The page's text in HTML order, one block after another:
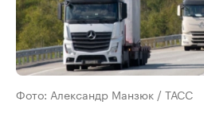
Фото: Александр Манзюк / ТАСС